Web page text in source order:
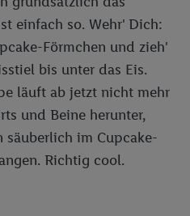
einfach so. Wehr' Dich:
Förmchen und zieh'
bis unter das Eis.
läuft ab jetzt nicht mehr
und Beine herunter,
säuberlich im Cupcake-
Richtig cool.